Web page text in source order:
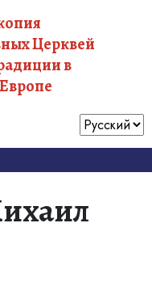
Церквей
в